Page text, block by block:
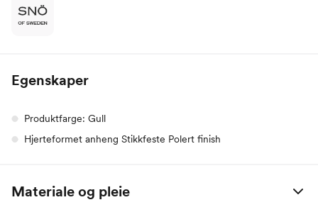
Egenskaper
Produktfarge: Gull
Hjerteformet anheng Stikkfeste Polert finish
Materiale og pleie